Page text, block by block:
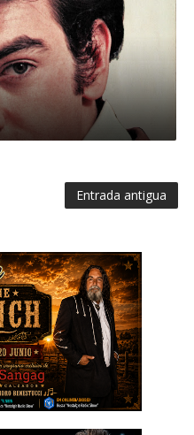
Entrada antigua